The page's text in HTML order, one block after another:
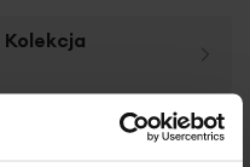
Kolekcja